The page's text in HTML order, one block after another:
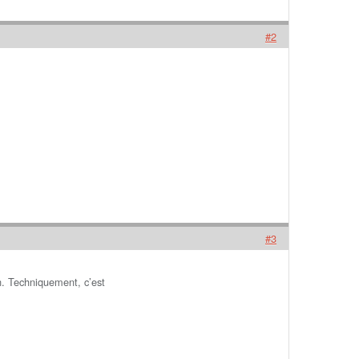
#2
#3
Techniquement, c’est